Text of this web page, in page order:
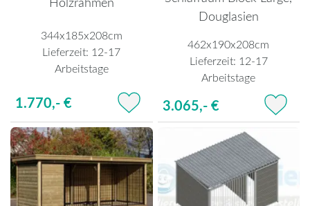
344x185x208cm
Lieferzeit: 12-17
Arbeitstage
1.770,- €
Douglasien
462x190x208cm
Lieferzeit: 12-17
Arbeitstage
3.065,- €